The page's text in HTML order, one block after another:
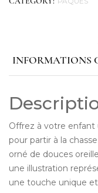
INFORMATIONS
Offrez à votre enfant
pour partir à la
orné de douces
une illustration
une touche unique